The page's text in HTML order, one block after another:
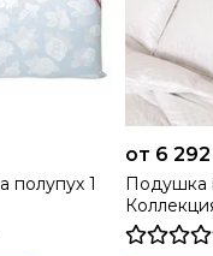
от 6
Подушка
Люкс-